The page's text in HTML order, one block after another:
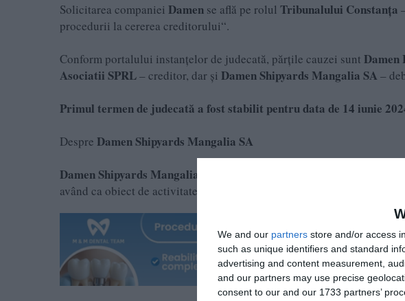
We and our partners store and/or access
such as unique identifiers and standard
advertising and content measurement,
and our partners may use precise
consent to our and our 1733 partners’
Solicitarea companiei Damen se află pe rolul Tribunalului Constanța
procedurii la cererea creditorului“.
Conform portalului instanțelor de judecată, părțile cauzei sunt Damen
Asociatii SPRL– creditor, dar și Damen Shipyards Mangalia SA –
Primul termen de judecată a fost stabilit pentru data de 14 iunie
Despre Damen Shipyards Mangalia SA
Damen Shipyards Mangalia SA
având ca obiect de activitate construcția de nave și structuri plutitoare.